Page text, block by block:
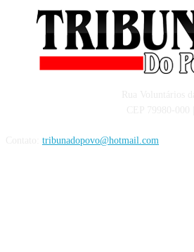
tribunadopovo@hotmail.com